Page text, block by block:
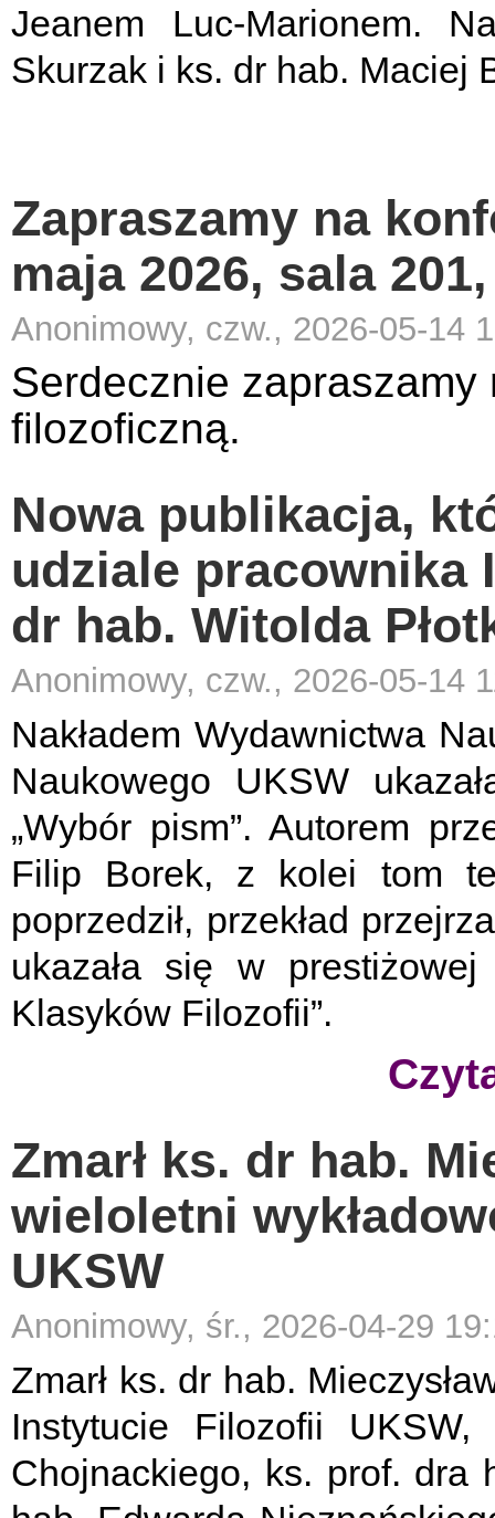
Jeanem Luc-Marionem.
Skurzak i ks. dr hab. Maciej
Zapraszamy na
maja 2026, sala
Anonimowy, czw., 2026-05-14
Serdecznie
filozoficzną.
Nowa publikacja,
udziale
dr hab. Witolda
Anonimowy, czw., 2026-05-14
Nakładem Wydawnictwa
Naukowego UKSW
„Wybór pism”. Autorem
Filip Borek, z kolei tom
poprzedził, przekład
ukazała się w
Klasyków Filozofii”.
Zmarł ks. dr hab.
wieloletni
UKSW
Anonimowy, śr., 2026-04-29
Zmarł ks. dr hab.
Instytucie Filozofii
Chojnackiego, ks. prof. dra